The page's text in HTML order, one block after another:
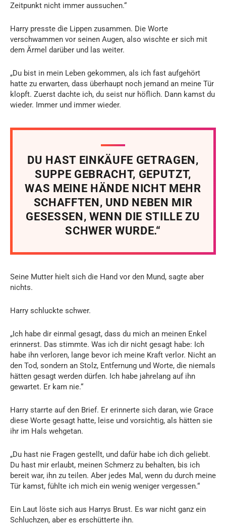
Zeitpunkt nicht immer aussuchen.“
Harry presste die Lippen zusammen. Die Worte
verschwammen vor seinen Augen, also wischte er sich mit
dem Ärmel darüber und las weiter.
„Du bist in mein Leben gekommen, als ich fast aufgehört
hatte zu erwarten, dass überhaupt noch jemand an meine Tür
klopft. Zuerst dachte ich, du seist nur höflich. Dann kamst du
wieder. Immer und immer wieder.
DU HAST EINKÄUFE GETRAGEN,
SUPPE GEBRACHT, GEPUTZT,
WAS MEINE HÄNDE NICHT MEHR
SCHAFFTEN, UND NEBEN MIR
GESESSEN, WENN DIE STILLE ZU
SCHWER WURDE.“
Seine Mutter hielt sich die Hand vor den Mund, sagte aber
nichts.
Harry schluckte schwer.
„Ich habe dir einmal gesagt, dass du mich an meinen Enkel
erinnerst. Das stimmte. Was ich dir nicht gesagt habe: Ich
habe ihn verloren, lange bevor ich meine Kraft verlor. Nicht an
den Tod, sondern an Stolz, Entfernung und Worte, die niemals
hätten gesagt werden dürfen. Ich habe jahrelang auf ihn
gewartet. Er kam nie.“
Harry starrte auf den Brief. Er erinnerte sich daran, wie Grace
diese Worte gesagt hatte, leise und vorsichtig, als hätten sie
ihr im Hals wehgetan.
„Du hast nie Fragen gestellt, und dafür habe ich dich geliebt.
Du hast mir erlaubt, meinen Schmerz zu behalten, bis ich
bereit war, ihn zu teilen. Aber jedes Mal, wenn du durch meine
Tür kamst, fühlte ich mich ein wenig weniger vergessen.“
Ein Laut löste sich aus Harrys Brust. Es war nicht ganz ein
Schluchzen, aber es erschütterte ihn.